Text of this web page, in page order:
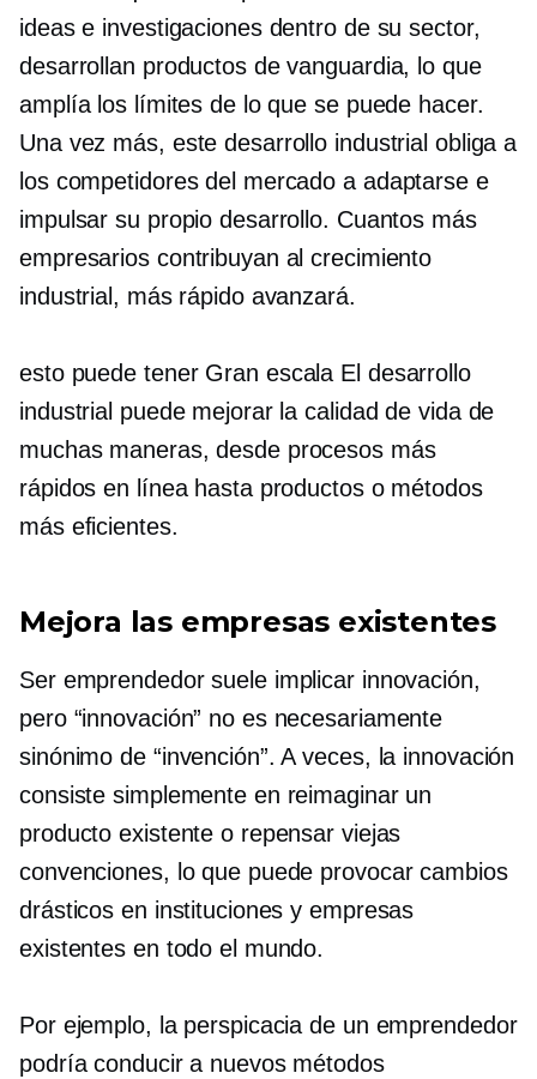
ideas e investigaciones dentro de su sector,
desarrollan productos de vanguardia, lo que
amplía los límites de lo que se puede hacer.
Una vez más, este desarrollo industrial obliga a
los competidores del mercado a adaptarse e
impulsar su propio desarrollo. Cuantos más
empresarios contribuyan al crecimiento
industrial, más rápido avanzará.
esto puede tener Gran escala El desarrollo
industrial puede mejorar la calidad de vida de
muchas maneras, desde procesos más
rápidos en línea hasta productos o métodos
más eficientes.
Mejora las empresas existentes
Ser emprendedor suele implicar innovación,
pero “innovación” no es necesariamente
sinónimo de “invención”. A veces, la innovación
consiste simplemente en reimaginar un
producto existente o repensar viejas
convenciones, lo que puede provocar cambios
drásticos en instituciones y empresas
existentes en todo el mundo.
Por ejemplo, la perspicacia de un emprendedor
podría conducir a nuevos métodos